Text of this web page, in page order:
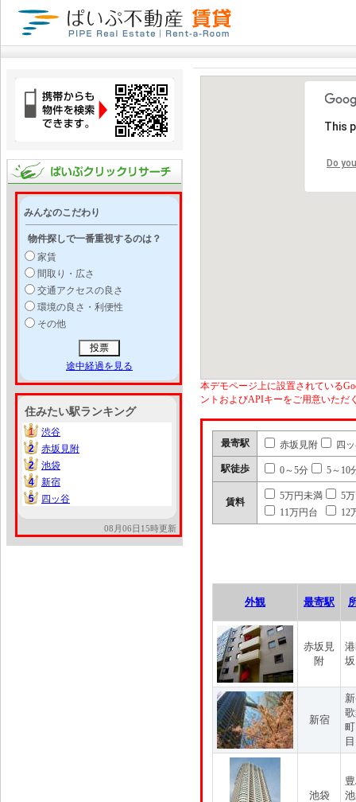
みんなのこだわり
物件探しで一番重視するのは？
家賃
間取り・広さ
交通アクセスの良さ
環境の良さ・利便性
その他
途中経過を見る
住みたい駅ランキング
1
1
渋谷
2
2
赤坂見附
2
2
池袋
4
4
新宿
5
5 四ッ谷
08月06日15時更新
This
Do
本デモページ上に設置されている
ントおよびAPIキーをご用意いただ
最寄駅 赤坂見附 四
駅徒歩 0～5分 5～10
賃料
5万円未満
5
11万円台
12
外観 最寄駅
赤坂見
附
新宿
目
池袋